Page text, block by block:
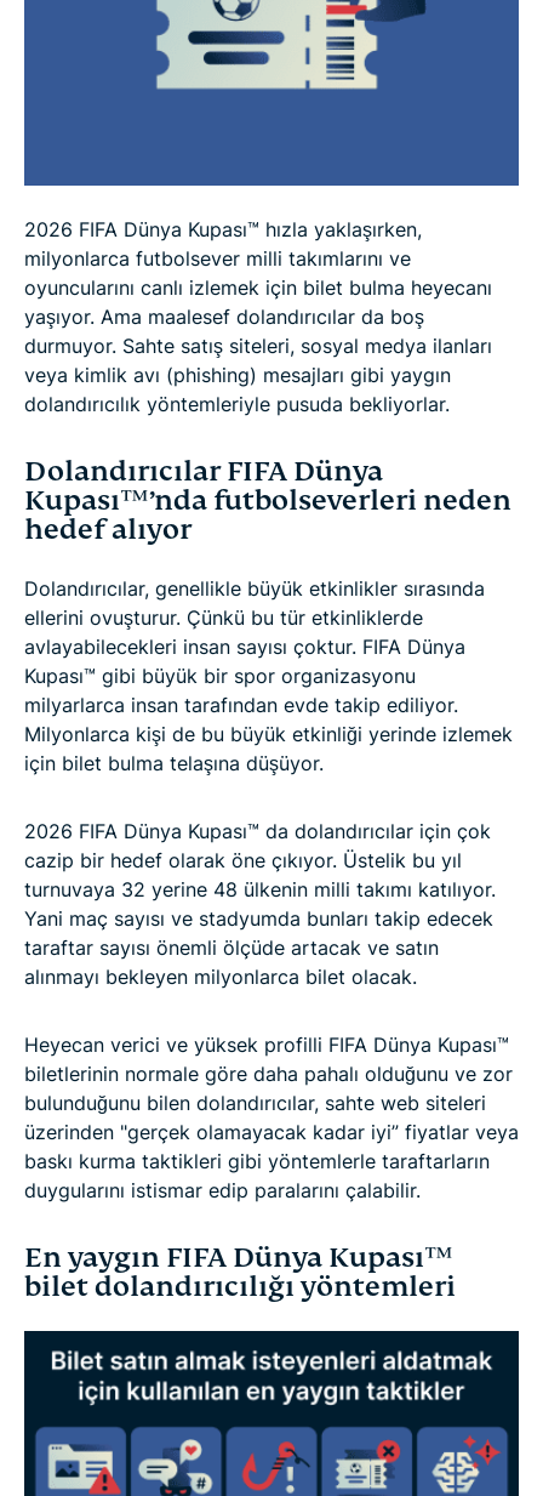
Dolandırıcılık mağduru olursanız ne yapmalısınız
2026 FIFA Dünya Kupası™ hızla yaklaşırken,
milyonlarca futbolsever milli takımlarını ve
oyuncularını canlı izlemek için bilet bulma heyecanı
yaşıyor. Ama maalesef dolandırıcılar da boş
durmuyor. Sahte satış siteleri, sosyal medya ilanları
veya kimlik avı (phishing) mesajları gibi yaygın
dolandırıcılık yöntemleriyle pusuda bekliyorlar.
Dolandırıcılar FIFA Dünya
Kupası™’nda futbolseverleri neden
hedef alıyor
Dolandırıcılar, genellikle büyük etkinlikler sırasında
ellerini ovuşturur. Çünkü bu tür etkinliklerde
avlayabilecekleri insan sayısı çoktur. FIFA Dünya
Kupası™ gibi büyük bir spor organizasyonu
milyarlarca insan tarafından evde takip ediliyor.
Milyonlarca kişi de bu büyük etkinliği yerinde izlemek
için bilet bulma telaşına düşüyor.
2026 FIFA Dünya Kupası™ da dolandırıcılar için çok
cazip bir hedef olarak öne çıkıyor. Üstelik bu yıl
turnuvaya 32 yerine 48 ülkenin milli takımı katılıyor.
Yani maç sayısı ve stadyumda bunları takip edecek
taraftar sayısı önemli ölçüde artacak ve satın
alınmayı bekleyen milyonlarca bilet olacak.
Heyecan verici ve yüksek profilli FIFA Dünya Kupası™
biletlerinin normale göre daha pahalı olduğunu ve zor
bulunduğunu bilen dolandırıcılar, sahte web siteleri
üzerinden "gerçek olamayacak kadar iyi” fiyatlar veya
baskı kurma taktikleri gibi yöntemlerle taraftarların
duygularını istismar edip paralarını çalabilir.
En yaygın FIFA Dünya Kupası™
bilet dolandırıcılığı yöntemleri